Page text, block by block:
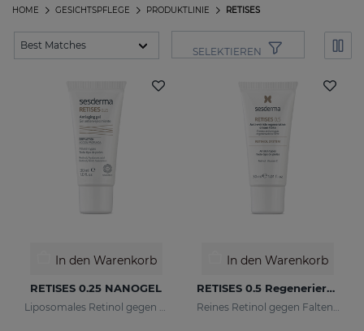
RETISES
PRODUKTLINIE
GESICHTSPFLEGE
HOME
SELEKTIEREN
In den Warenkorb
RETISES 0.25 NANOGEL
Liposomales Retinol gegen Falten und Imperfektionen
In den Warenkorb
RETISES 0.5 Regenerierende Anti-Falten-Creme
Reines Retinol gegen Falten und Flecken